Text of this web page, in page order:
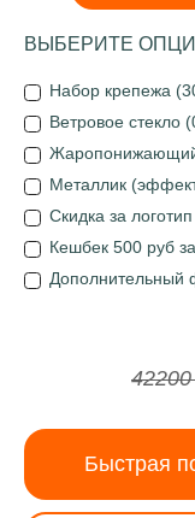
ВЫБЕРИТЕ
Набор крепежа
Ветровое стекло
Металлик
Скидка за
Кешбек 500 руб
Дополнительный
42200
Быстрая